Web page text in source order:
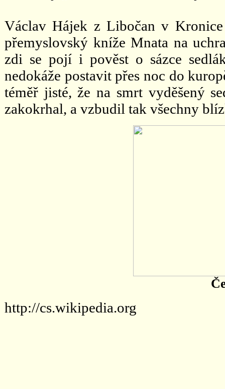
Václav Hájek z Libočan v
přemyslovský kníže Mnata na
zdi se pojí i pověst o sázce
nedokáže postavit přes noc do
téměř jisté, že na smrt vyděšený
zakokrhal, a vzbudil tak všechny
http://cs.wikipedia.org